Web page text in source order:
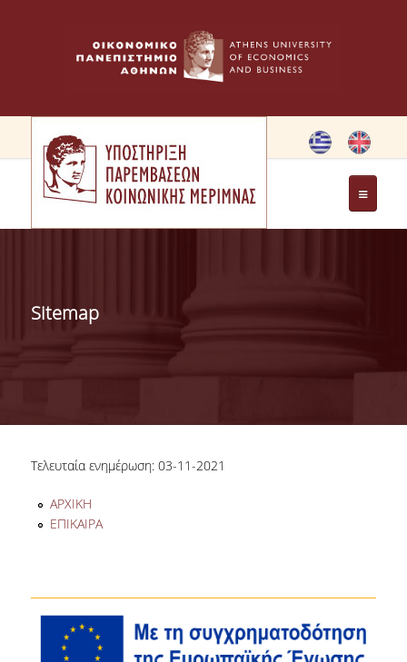
ΑΡΧΙΚΗ
Sitemap
Τελευταία ενημέρωση: 03-11-2021
ΑΡΧΙΚΗ
ΕΠΙΚΑΙΡΑ